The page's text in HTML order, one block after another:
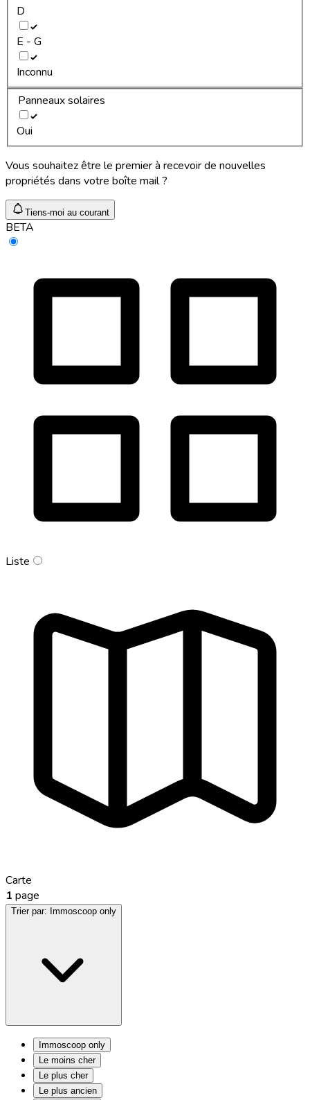
D
E - G
Inconnu
Panneaux solaires
Oui
Vous souhaitez être le premier à recevoir de nouvelles
propriétés dans votre boîte mail ?
Tiens-moi au courant
BETA
Liste
Carte
1 page
Trier par: Immoscoop only
Immoscoop only
Le moins cher
Le plus cher
Le plus ancien